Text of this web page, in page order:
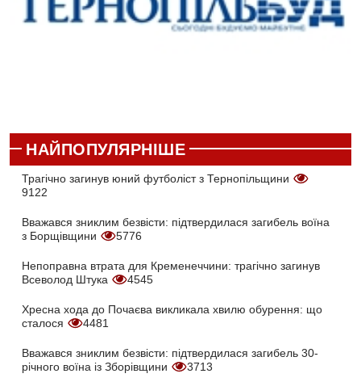
НАЙПОПУЛЯРНІШЕ
Трагічно загинув юний футболіст з Тернопільщини
9122
Вважався зниклим безвісти: підтвердилася загибель воїна
з Борщівщини
5776
Непоправна втрата для Кременеччини: трагічно загинув
Всеволод Штука
4545
Хресна хода до Почаєва викликала хвилю обурення: що
сталося
4481
Вважався зниклим безвісти: підтвердилася загибель 30-
річного воїна із Зборівщини
3713